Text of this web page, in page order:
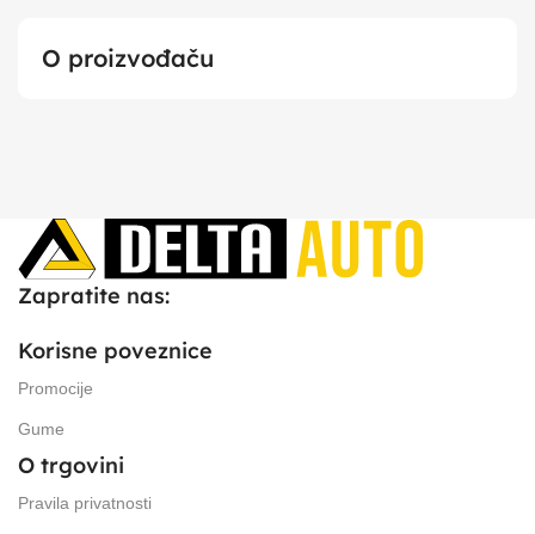
O proizvođaču
Zapratite nas:
Korisne poveznice
Promocije
Gume
O trgovini
Pravila privatnosti